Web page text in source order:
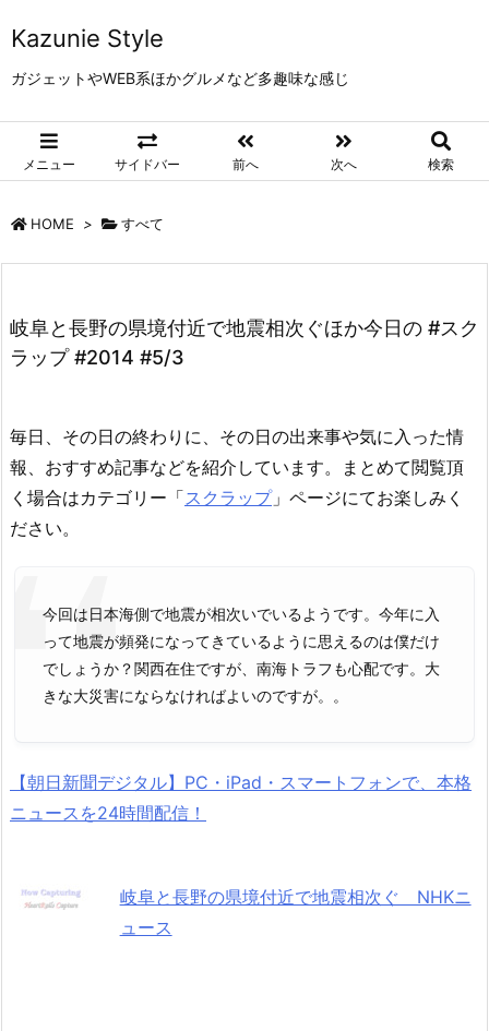
Kazunie Style
ガジェットやWEB系ほかグルメなど多趣味な感じ
メニュー サイドバー 前へ 次へ 検索
HOME > すべて
岐阜と長野の県境付近で地震相次ぐほか今日の #スク
ラップ #2014 #5/3
毎日、その日の終わりに、その日の出来事や気に入った情
報、おすすめ記事などを紹介しています。まとめて閲覧頂
く場合はカテゴリー「スクラップ」ページにてお楽しみく
ださい。
今回は日本海側で地震が相次いでいるようです。今年に入
って地震が頻発になってきているように思えるのは僕だけ
でしょうか？関西在住ですが、南海トラフも心配です。大
きな大災害にならなければよいのですが。。
【朝日新聞デジタル】PC・iPad・スマートフォンで、本格
ニュースを24時間配信！
岐阜と長野の県境付近で地震相次ぐ NHKニ
ュース